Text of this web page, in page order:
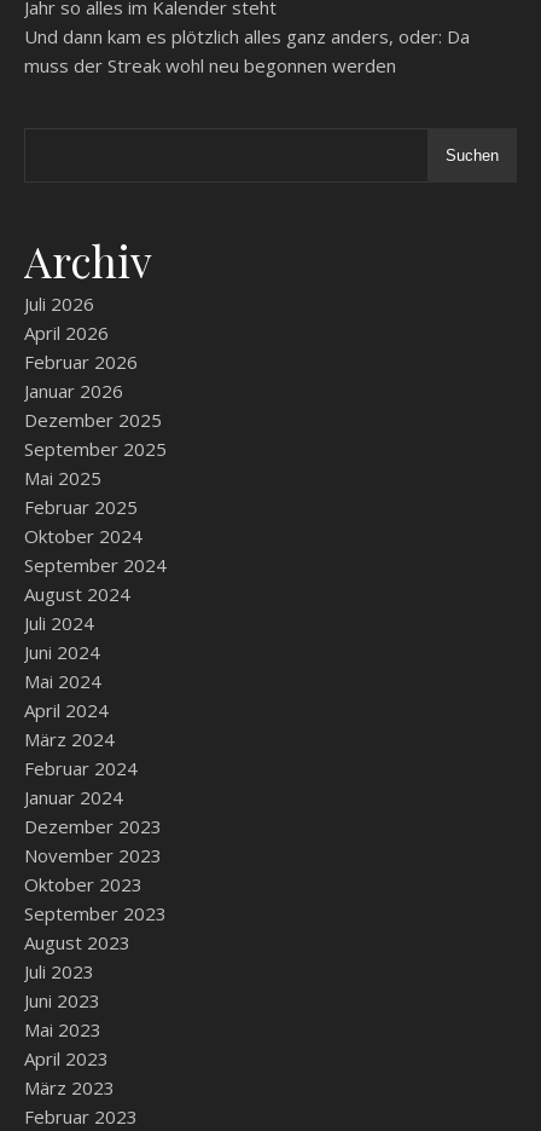
Jahr so alles im Kalender steht
Und dann kam es plötzlich alles ganz anders, oder: Da
muss der Streak wohl neu begonnen werden
Suchen
Archiv
Juli 2026
April 2026
Februar 2026
Januar 2026
Dezember 2025
September 2025
Mai 2025
Februar 2025
Oktober 2024
September 2024
August 2024
Juli 2024
Juni 2024
Mai 2024
April 2024
März 2024
Februar 2024
Januar 2024
Dezember 2023
November 2023
Oktober 2023
September 2023
August 2023
Juli 2023
Juni 2023
Mai 2023
April 2023
März 2023
Februar 2023